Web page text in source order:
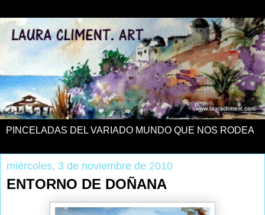
PINCELADAS DEL VARIADO MUNDO QUE NOS RODEA
miércoles, 3 de noviembre de 2010
ENTORNO DE DOÑANA